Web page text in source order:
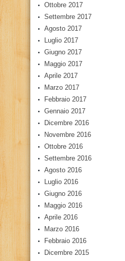
Ottobre 2017
Settembre 2017
Agosto 2017
Luglio 2017
Giugno 2017
Maggio 2017
Aprile 2017
Marzo 2017
Febbraio 2017
Gennaio 2017
Dicembre 2016
Novembre 2016
Ottobre 2016
Settembre 2016
Agosto 2016
Luglio 2016
Giugno 2016
Maggio 2016
Aprile 2016
Marzo 2016
Febbraio 2016
Dicembre 2015